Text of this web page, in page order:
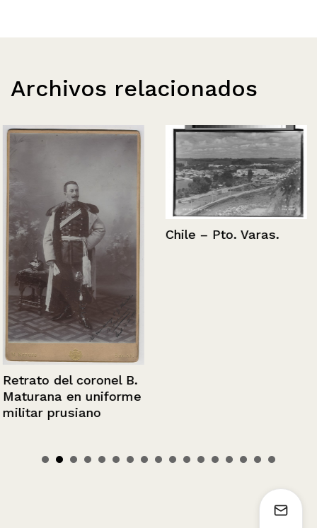
Archivos relacionados
Retrato del coronel B.
Maturana en uniforme
militar prusiano
Chile – Pto. Varas.